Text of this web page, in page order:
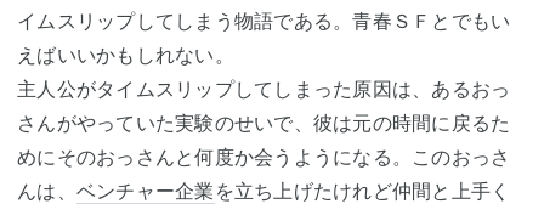
イムスリップしてしまう物語である。青春ＳＦとでもい
えばいいかもしれない。
主人公がタイムスリップしてしまった原因は、あるおっ
さんがやっていた実験のせいで、彼は元の時間に戻るた
めにそのおっさんと何度か会うようになる。このおっさ
んは、 ベンチャー企業 を立ち上げたけれど仲間と上手く